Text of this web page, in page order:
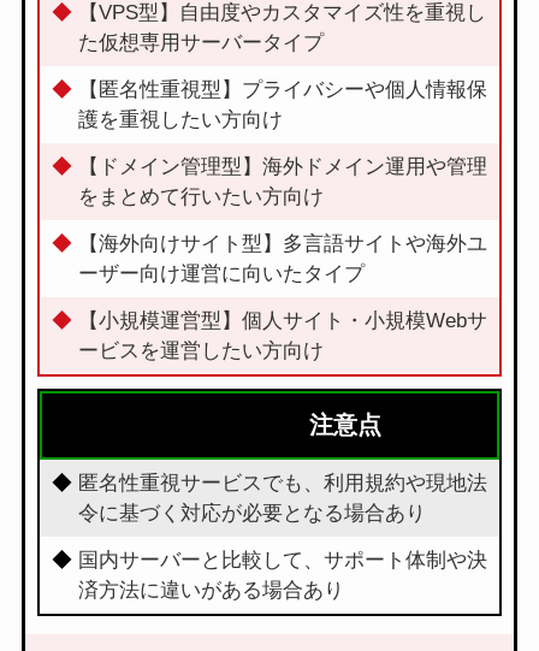
【VPS型】自由度やカスタマイズ性を重視し
た仮想専用サーバータイプ
【匿名性重視型】プライバシーや個人情報保
護を重視したい方向け
【ドメイン管理型】海外ドメイン運用や管理
をまとめて行いたい方向け
【海外向けサイト型】多言語サイトや海外ユ
ーザー向け運営に向いたタイプ
【小規模運営型】個人サイト・小規模Webサ
ービスを運営したい方向け
注意点
匿名性重視サービスでも、利用規約や現地法
令に基づく対応が必要となる場合あり
国内サーバーと比較して、サポート体制や決
済方法に違いがある場合あり